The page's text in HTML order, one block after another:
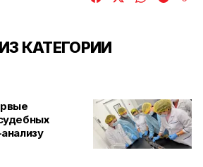
КАТЕГОРИИ